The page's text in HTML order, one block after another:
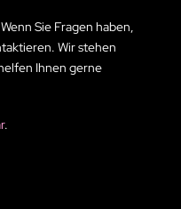
Wenn Sie Fragen haben,
Wir stehen
Ihnen gerne
.